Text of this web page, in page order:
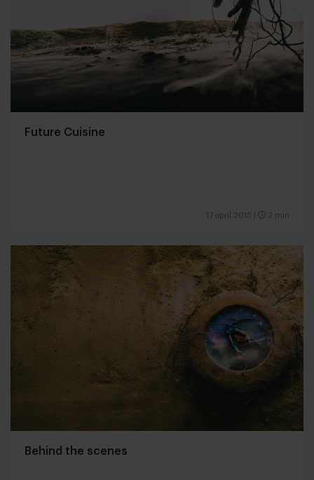
Future Cuisine
17 april 2015 2 min
Behind the scenes